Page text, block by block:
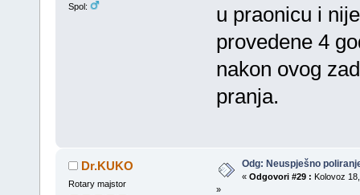
Spol:
u praonicu i
provedene 4
nakon ovog
pranja.
Dr.KUKO
Rotary majstor
Odg: Neuspješno
« Odgovori #29 : Kolovoz
»